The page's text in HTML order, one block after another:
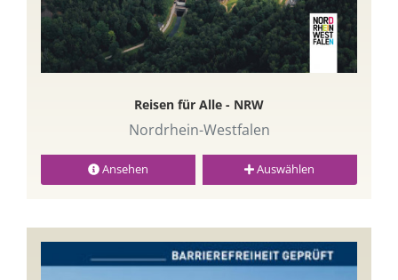
Reisen für Alle - NRW
Nordrhein-Westfalen
Ansehen Auswählen